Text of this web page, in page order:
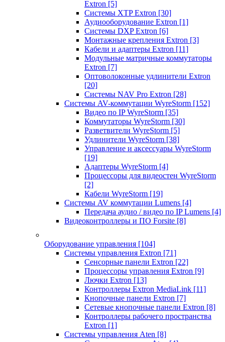
Extron [5]
Системы XTP Extron [30]
Аудиооборудование Extron [1]
Системы DXP Extron [6]
Монтажные крепления Extron [3]
Кабели и адаптеры Extron [11]
Модульные матричные коммутаторы
Extron [7]
Оптоволоконные удлинители Extron
[20]
Системы NAV Pro Extron [28]
Системы AV-коммутации WyreStorm [152]
Видео по IP WyreStorm [35]
Коммутаторы WyreStorm [30]
Разветвители WyreStorm [5]
Удлинители WyreStorm [38]
Управление и аксессуары WyreStorm
[19]
Адаптеры WyreStorm [4]
Процессоры для видеостен WyreStorm
[2]
Кабели WyreStorm [19]
Системы AV коммутации Lumens [4]
Передача аудио / видео по IP Lumens [4]
Видеоконтроллеры и ПО Forsite [8]
Оборудование управления [104]
Системы управления Extron [71]
Сенсорные панели Extron [22]
Процессоры управления Extron [9]
Лючки Extron [13]
Контроллеры Extron MediaLink [11]
Кнопочные панели Extron [7]
Сетевые кнопочные панели Extron [8]
Контроллеры рабочего пространства
Extron [1]
Системы управления Aten [8]